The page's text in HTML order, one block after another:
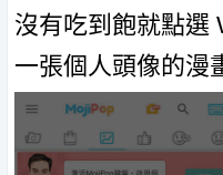
沒有吃到飽就點選
一張個人頭像的漫